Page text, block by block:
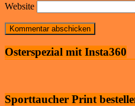
Website
Osterspezial mit Insta360
Sporttaucher Print